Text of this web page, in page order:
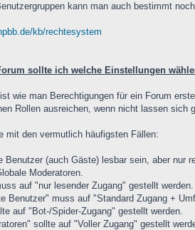
kann man auch bestimmt
kb/rechtesystem
sollte ich welche Einstellungen
wie man Berechtigungen für ein Forum
Rollen ausreichen, wenn nicht lassen
mit den vermutlich häufigsten Fällen:
Benutzer (auch Gäste) lesbar sein, aber nur
Moderatoren.
auf "nur lesender Zugang" gestellt werden.
Benutzer" muss auf "Standard Zugang +
auf "Bot-/Spider-Zugang" gestellt werden.
sollte auf "Voller Zugang" gestellt